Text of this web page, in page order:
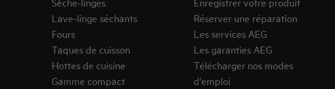
Lave-linge séchants
Fours
Taques de cuisson
Hottes de cuisine
Gamme compact
Réserver une réparation
Les services AEG
Les garanties AEG
Télécharger nos modes
d'emploi